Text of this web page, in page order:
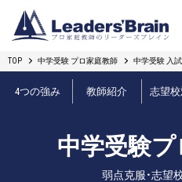
リーダーズブレインの強み
プロ教師紹介
TOP 中学受験 プロ家庭教師 中学受験 入
4つの強み 教師紹介 志望
中学受験
弱点克服・志望